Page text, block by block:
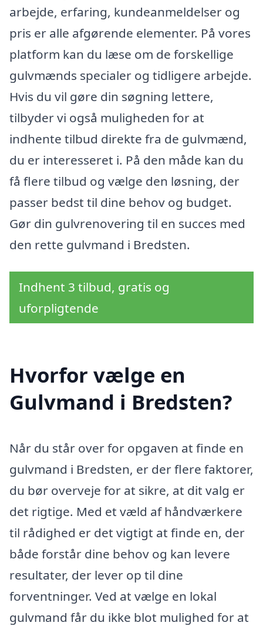
arbejde, erfaring, kundeanmeldelser og
pris er alle afgørende elementer. På vores
platform kan du læse om de forskellige
gulvmænds specialer og tidligere arbejde.
Hvis du vil gøre din søgning lettere,
tilbyder vi også muligheden for at
indhente tilbud direkte fra de gulvmænd,
du er interesseret i. På den måde kan du
få flere tilbud og vælge den løsning, der
passer bedst til dine behov og budget.
Gør din gulvrenovering til en succes med
den rette gulvmand i Bredsten.
Indhent 3 tilbud, gratis og
uforpligtende
Hvorfor vælge en
Gulvmand i Bredsten?
Når du står over for opgaven at finde en
gulvmand i Bredsten, er der flere faktorer,
du bør overveje for at sikre, at dit valg er
det rigtige. Med et væld af håndværkere
til rådighed er det vigtigt at finde en, der
både forstår dine behov og kan levere
resultater, der lever op til dine
forventninger. Ved at vælge en lokal
gulvmand får du ikke blot mulighed for at